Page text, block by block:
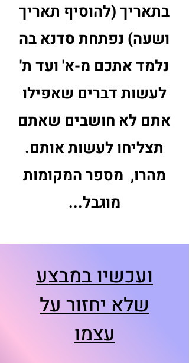
בתאריך (להוסיף תאריך
ושעה) נפתחת סדנא בה
נלמד אתכם מ-א' ועד ת'
לעשות דברים שאפילו
אתם לא חושבים שאתם
תצליחו לעשות אותם.
מהרו, מספר המקומות
מוגבל...
ועכשיו במבצע
שלא יחזור על
עצמו